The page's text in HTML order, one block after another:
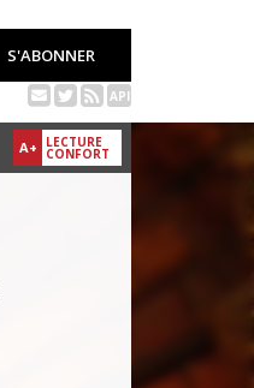
S'ABONNER
API
A+ LECTURE
CONFORT